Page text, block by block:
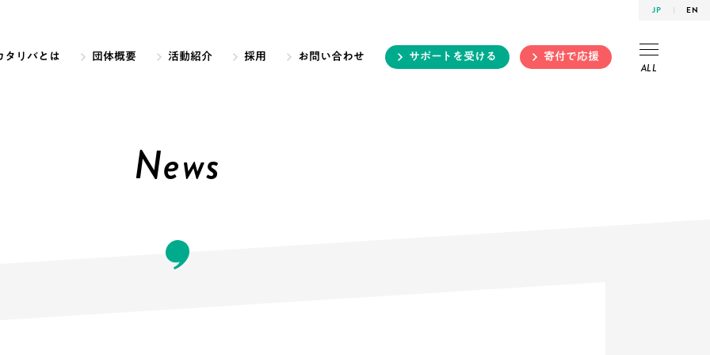
JP EN
タリバとは 団体概要 活動紹介 採用 お問い合わせ サポートを受ける 寄付で応援
ALL
News